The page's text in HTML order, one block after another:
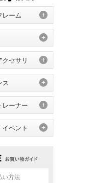
レーム
セサリ
ス
レーナー
ベント
い方法